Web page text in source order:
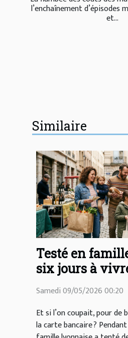
l’enchaînement d’épisodes
et...
Similaire
Testé en
six jours à
uniquement
bons de
Samedi 09/05/2026 00:20
Et si l’on coupait, pour de
la carte bancaire ?